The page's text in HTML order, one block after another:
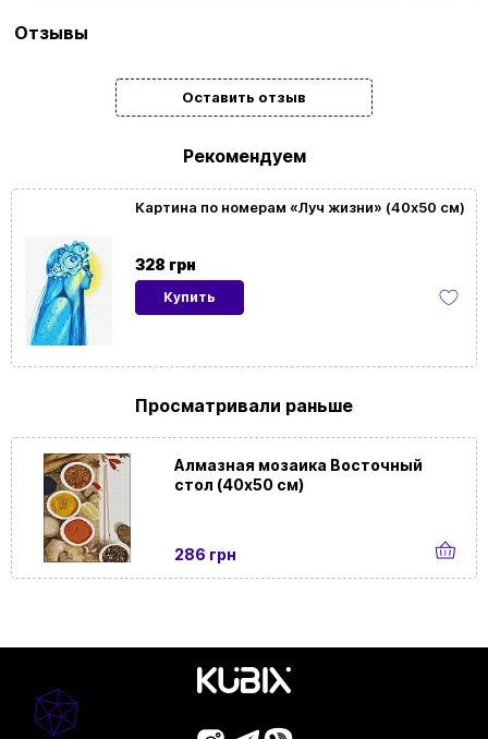
Животные
картины
Ориентация
картины
Вертикальная
На
подрамнике
Отзывы
Оставить отзыв
Рекомендуем
328 грн
Картина по номерам «Луч жизни» (40х50 см)
Купить
Просматривали раньше
Алмазная мозаика Восточный
стол (40х50 см)
286 грн